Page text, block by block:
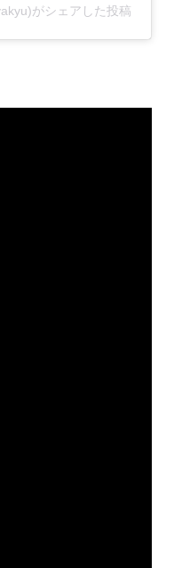
がシェアした投稿